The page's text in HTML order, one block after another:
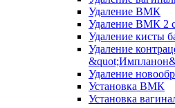
Удаление ВМК
Удаление ВМК 2
Удаление кисты
Удаление
Удаление
Установка ВМК
Установка